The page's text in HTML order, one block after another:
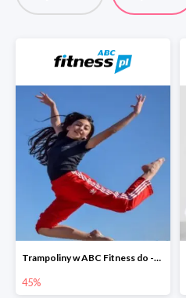
Trampoliny w ABC Fitness do -45%
45%